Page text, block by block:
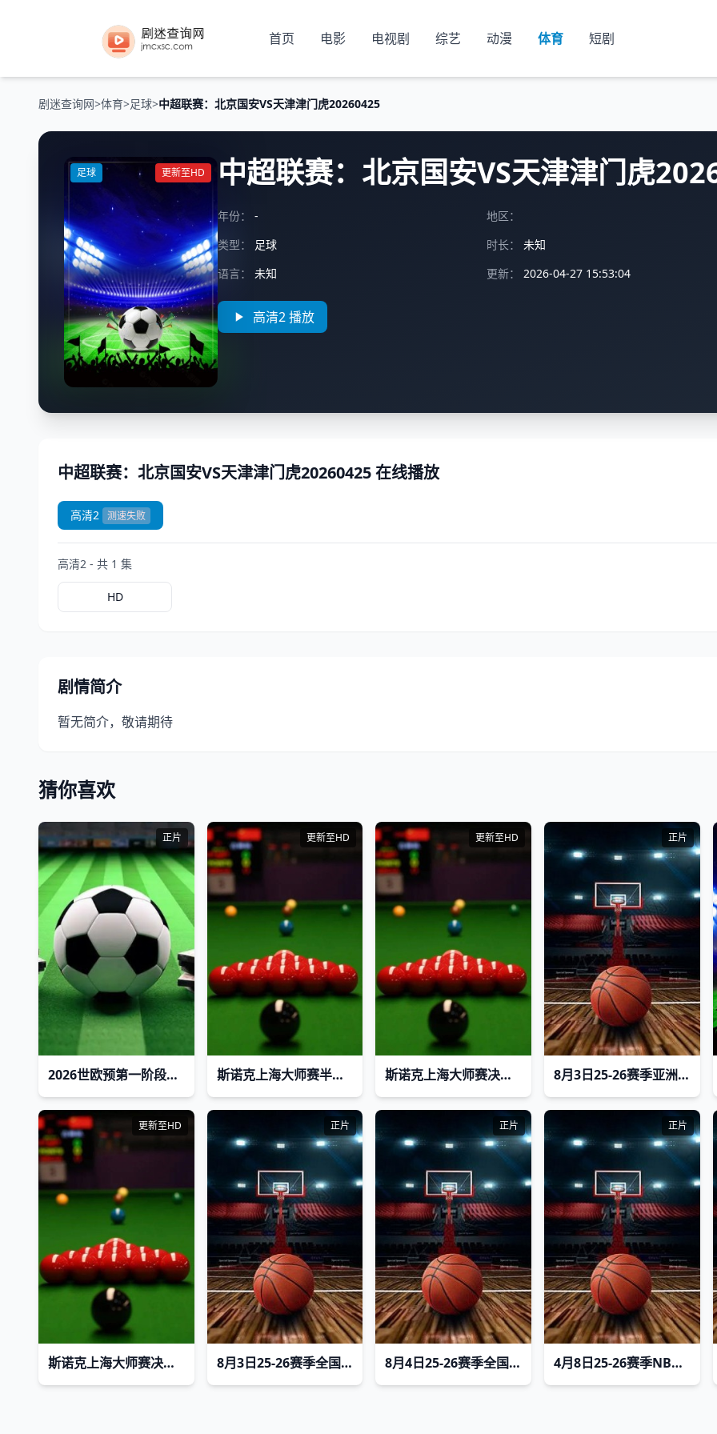
首页 电影 电视剧 综艺 动漫 体育 短剧
剧迷查询网>体育>足球>中超联赛：北京国安VS天津津门虎20260425
足球 更新至HD 中超联赛：北京国安VS天津津门虎
年份： -
地区：
类型：
足球 时长：
未知
语言：
未知 更新： 2026-04-27 15:53:04
高清2 播放
中超联赛：北京国安VS天津津门虎20260425 在线播放
高清2 测速失败
高清2 - 共 1 集
HD
剧情简介
暂无简介，敬请期待
猜你喜欢
正片
2026世欧预第一阶段L组第3轮 捷克VS黑山
更新至HD
斯诺克上海大师赛半决赛第二阶段：凯伦·威尔逊VS赵心童
更新至HD
斯诺克上海大师赛决赛第一阶段：凯伦·威尔逊VS赵心童
正片
8月3日25-26赛季亚洲大学生篮球联赛 政治大学VS上海交通大学
更新至HD
斯诺克上海大师赛决赛第一阶段：凯伦·威尔逊VS贾德·特鲁姆普
正片
8月3日25-26赛季全国青年篮球联赛 龙狮青年75VS81辽宁沈阳三生
正片
8月4日25-26赛季全国青年篮球联赛 新疆广汇79VS73浙江稠州银行
正片
4月8日25-26赛季NBA常规赛 雷霆VS湖人